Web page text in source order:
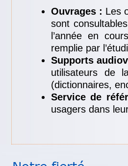
Ouvrages : Les
sont
l’année en
remplie par
Supports
utilisateurs de
(dictionnaires,
Service de
usagers dans